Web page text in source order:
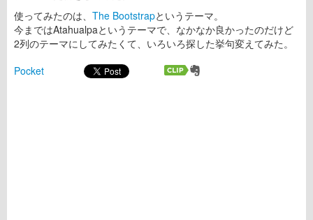
使ってみたのは、 The Bootstrapというテーマ。
今まではAtahualpaというテーマで、なかなか良かったのだけど
2列のテーマにしてみたくて、いろいろ探した挙句変えてみた。
Pocket